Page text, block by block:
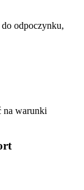
odpoczynku,
na warunki